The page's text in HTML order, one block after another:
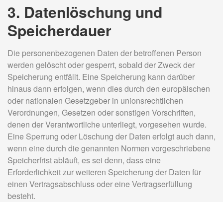
3. Datenlöschung und
Speicherdauer
Die personenbezogenen Daten der betroffenen Person
werden gelöscht oder gesperrt, sobald der Zweck der
Speicherung entfällt. Eine Speicherung kann darüber
hinaus dann erfolgen, wenn dies durch den europäischen
oder nationalen Gesetzgeber in unionsrechtlichen
Verordnungen, Gesetzen oder sonstigen Vorschriften,
denen der Verantwortliche unterliegt, vorgesehen wurde.
Eine Sperrung oder Löschung der Daten erfolgt auch dann,
wenn eine durch die genannten Normen vorgeschriebene
Speicherfrist abläuft, es sei denn, dass eine
Erforderlichkeit zur weiteren Speicherung der Daten für
einen Vertragsabschluss oder eine Vertragserfüllung
besteht.